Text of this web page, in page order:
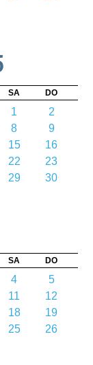
SA DO
1
2
8
9
15
16
22
23
29 30
SA DO
4
5
11
12
18
19
25
26